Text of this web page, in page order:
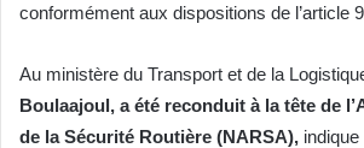
conformément aux dispositions de l’article
Au ministère du Transport et de la
Boulaajoul, a été reconduit à la tête de
de la Sécurité Routière (NARSA),